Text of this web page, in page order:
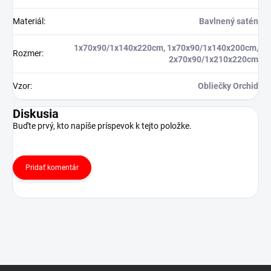
Materiál : Bavlnený satén
Rozmer:
1x70x90/1x140x220cm, 1x70x90/1x140x200cm,
2x70x90/1x210x220cm
Vzor: Obliečky Orchid
Diskusia
Buďte prvý, kto napíše príspevok k tejto položke.
Pridať komentár